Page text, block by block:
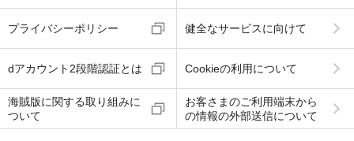
プライバシーポリシー 健全なサービスに向けて
dアカウント2段階認証とは Cookieの利用について
海賊版に関する取り組みに
ついて
お客さまのご利用端末から
の情報の外部送信について